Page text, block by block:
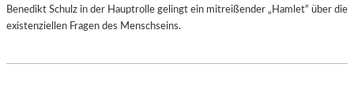
Benedikt Schulz in der Hauptrolle gelingt ein mitreißender „Hamlet“ über die
existenziellen Fragen des Menschseins.